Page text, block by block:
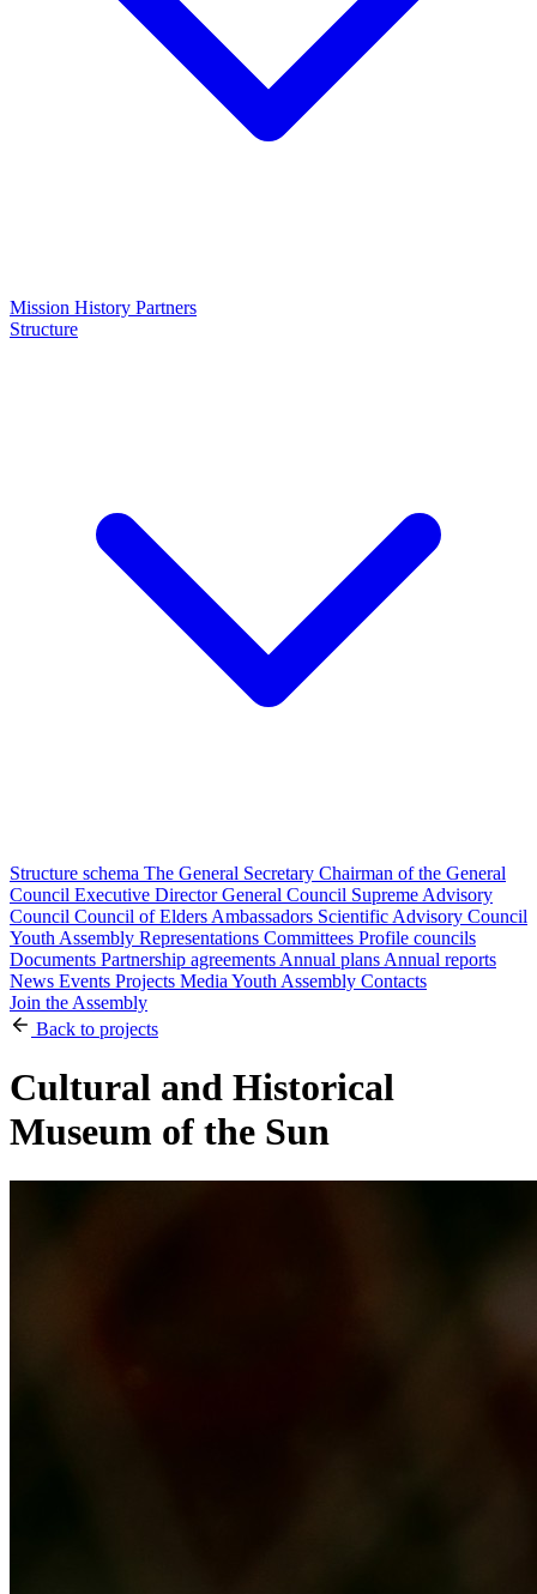
Mission History Partners
Structure
Structure schema The General Secretary Chairman of the General
Council Executive DirectorGeneral Council Supreme Advisory
Council Council of Elders Ambassadors Scientific Advisory Council
Youth Assembly Representations Committees Profile councils
Documents Partnership agreements Annual plans Annual reports
News Events Projects Media Youth Assembly Contacts
Join the Assembly
Back to projects
Cultural and Historical
Museum of the Sun